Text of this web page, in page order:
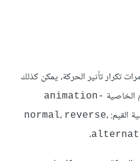
تكرار تأثير الحركة، يمكن كذلك
الخاصية animation-
القيم: normal، reverse،
.